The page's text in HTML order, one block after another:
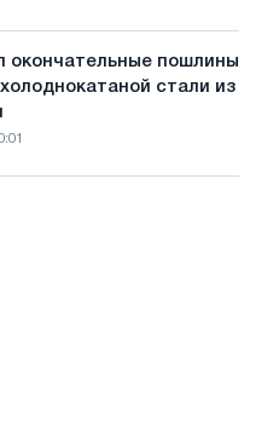
окончательные пошлины
стали из